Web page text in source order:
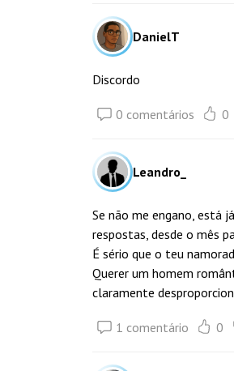
DanielT
Discordo
0 comentários 0
Leandro_
Se não me engano, está
respostas, desde o mês
É sério que o teu
Querer um homem
claramente
1 comentário 0